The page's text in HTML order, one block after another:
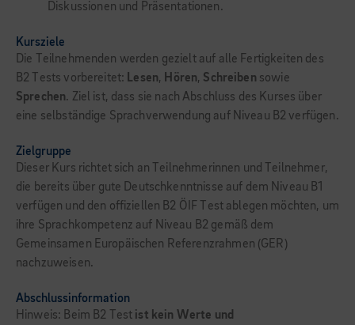
Diskussionen und Präsentationen.
Kursziele
Die Teilnehmenden werden gezielt auf alle Fertigkeiten des
B2 Tests vorbereitet: Lesen, Hören, Schreiben sowie
Sprechen. Ziel ist, dass sie nach Abschluss des Kurses über
eine selbständige Sprachverwendung auf Niveau B2 verfügen.
Zielgruppe
Dieser Kurs richtet sich an Teilnehmerinnen und Teilnehmer,
die bereits über gute Deutschkenntnisse auf dem Niveau B1
verfügen und den offiziellen B2 ÖIF Test ablegen möchten, um
ihre Sprachkompetenz auf Niveau B2 gemäß dem
Gemeinsamen Europäischen Referenzrahmen (GER)
nachzuweisen.
Abschlussinformation
Hinweis: Beim B2 Test ist kein Werte und